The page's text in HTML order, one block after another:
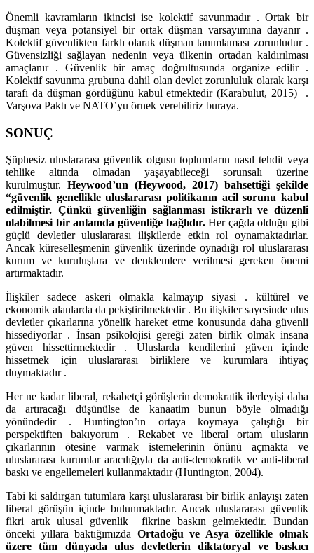
Önemli kavramların ikincisi ise kolektif savunmadır . Ortak bir
düşman veya potansiyel bir ortak düşman varsayımına dayanır .
Kolektif güvenlikten farklı olarak düşman tanımlaması zorunludur .
Güvensizliği sağlayan nedenin veya ülkenin ortadan kaldırılması
amaçlanır . Güvenlik bir amaç doğrultusunda organize edilir .
Kolektif savunma grubuna dahil olan devlet zorunluluk olarak karşı
tarafı da düşman gördüğünü kabul etmektedir (Karabulut, 2015) .
Varşova Paktı ve NATO’yu örnek verebiliriz buraya.
SONUÇ
Şüphesiz uluslararası güvenlik olgusu toplumların nasıl tehdit veya
tehlike altında olmadan yaşayabileceği sorunsalı üzerine
kurulmuştur. Heywood’un (Heywood, 2017) bahsettiği şekilde
“güvenlik genellikle uluslararası politikanın acil sorunu kabul
edilmiştir. Çünkü güvenliğin sağlanması istikrarlı ve düzenli
olabilmesi bir anlamda güvenliğe bağlıdır.Her çağda olduğu gibi
güçlü devletler uluslararası ilişkilerde etkin rol oynamaktadırlar.
Ancak küreselleşmenin güvenlik üzerinde oynadığı rol uluslararası
kurum ve kuruluşlara ve denklemlere verilmesi gereken önemi
artırmaktadır.
İlişkiler sadece askeri olmakla kalmayıp siyasi . kültürel ve
ekonomik alanlarda da pekiştirilmektedir . Bu ilişkiler sayesinde ulus
devletler çıkarlarına yönelik hareket etme konusunda daha güvenli
hissediyorlar . İnsan psikolojisi gereği zaten birlik olmak insana
güven hissettirmektedir . Uluslarda kendilerini güven içinde
hissetmek için uluslararası birliklere ve kurumlara ihtiyaç
duymaktadır .
Her ne kadar liberal, rekabetçi görüşlerin demokratik ilerleyişi daha
da artıracağı düşünülse de kanaatim bunun böyle olmadığı
yönündedir . Huntington’ın ortaya koymaya çalıştığı bir
perspektiften bakıyorum . Rekabet ve liberal ortam ulusların
çıkarlarının ötesine varmak istemelerinin önünü açmakta ve
uluslararası kurumlar aracılığıyla da anti-demokratik ve anti-liberal
baskı ve engellemeleri kullanmaktadır (Huntington, 2004).
Tabi ki saldırgan tutumlara karşı uluslararası bir birlik anlayışı zaten
liberal görüşün içinde bulunmaktadır. Ancak uluslararası güvenlik
fikri artık ulusal güvenlik fikrine baskın gelmektedir. Bundan
önceki yıllara baktığımızda Ortadoğu ve Asya özellikle olmak
üzere tüm dünyada ulus devletlerin diktatoryal ve baskıcı